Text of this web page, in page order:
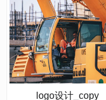
logo设计_copy